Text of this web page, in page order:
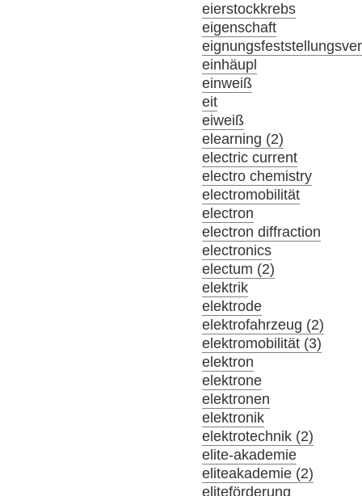
eierstockkrebs
eigenschaft
einhäupl
einweiß
eit
eiweiß
elearning (2)
electric current
electro chemistry
electromobilität
electron
electron diffraction
electronics
electum (2)
elektrik
elektrode
elektrofahrzeug (2)
elektromobilität (3)
elektron
elektrone
elektronen
elektronik
elektrotechnik (2)
elite-akademie
eliteakademie (2)
eliteförderung